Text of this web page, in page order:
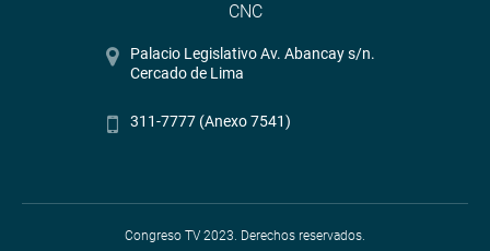
CNC
Palacio Legislativo Av. Abancay s/n.
Cercado de Lima
311-7777 (Anexo 7541)
Congreso TV 2023. Derechos reservados.